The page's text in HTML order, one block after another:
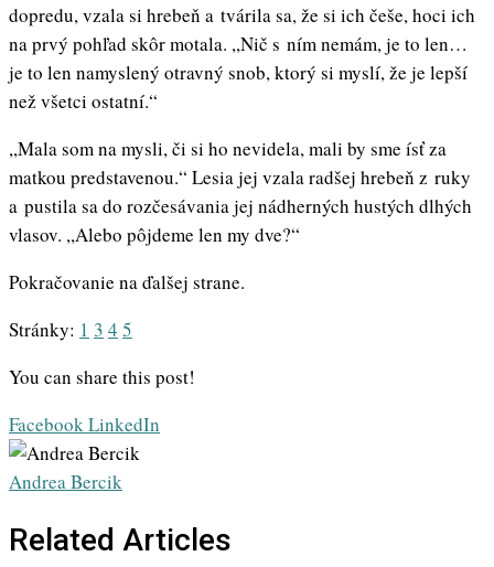
dopredu, vzala si hrebeň a tvárila sa, že si ich češe, hoci ich
na prvý pohľad skôr motala. ,,Nič s ním nemám, je to len…
je to len namyslený otravný snob, ktorý si myslí, že je lepší
než všetci ostatní.“
,,Mala som na mysli, či si ho nevidela, mali by sme ísť za
matkou predstavenou.“ Lesia jej vzala radšej hrebeň z ruky
a pustila sa do rozčesávania jej nádherných hustých dlhých
vlasov. ,,Alebo pôjdeme len my dve?“
Pokračovanie na ďalšej strane.
Stránky: 1 3 4 5
You can share this post!
Facebook LinkedIn
Andrea Bercik
Related Articles